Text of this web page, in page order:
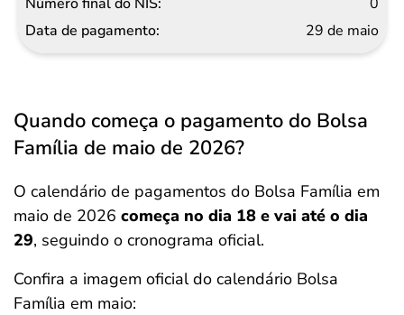
29 de maio
Quando começa o pagamento do Bolsa
Família de maio de 2026?
O calendário de pagamentos do Bolsa Família em
maio de 2026 começa no dia 18 e vai até o dia
29, seguindo o cronograma oficial.
Confira a imagem oficial do calendário Bolsa
Família em maio: